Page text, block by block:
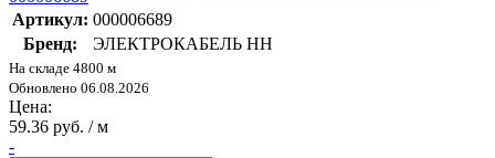
Артикул: 000006689
Бренд:
ЭЛЕКТРОКАБЕЛЬ НН
На складе 4800 м
Обновлено 06.08.2026
Цена:
59.36 руб. / м
-